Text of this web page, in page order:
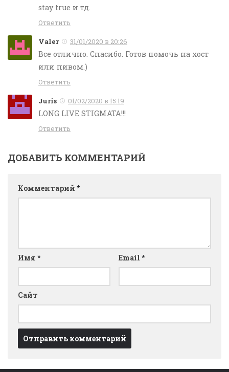
stay true и тд.
Ответить
Valer 31/01/2020 в 20:26
Все отлично. Спасибо. Готов помочь на хост
или пивом.)
Ответить
Juris 01/02/2020 в 15:19
LONG LIVE STIGMATA!!!
Ответить
ДОБАВИТЬ КОММЕНТАРИЙ
Комментарий *
Имя * Email *
Сайт